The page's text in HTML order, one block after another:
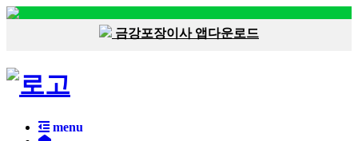
금강포장이사 앱다운로드
menu